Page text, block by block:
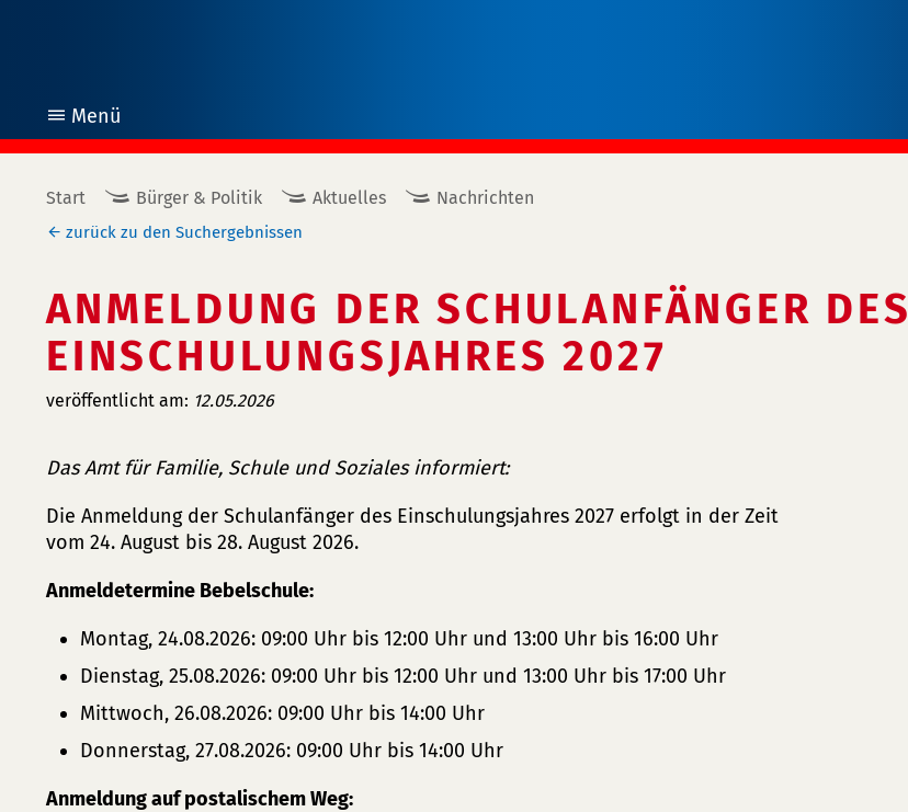
Menü
öffnen
Start Bürger & Politik Aktuelles Nachrichten
zurück zu den Suchergebnissen
ANMELDUNG DER SCHULANFÄNGER DES
EINSCHULUNGSJAHRES 2027
veröffentlicht am: 12.05.2026
Das Amt für Familie, Schule und Soziales informiert:
Die Anmeldung der Schulanfänger des Einschulungsjahres 2027 erfolgt in der Zeit
vom 24. August bis 28. August 2026.
Anmeldetermine Bebelschule:
Montag, 24.08.2026: 09:00 Uhr bis 12:00 Uhr und 13:00 Uhr bis 16:00 Uhr
Dienstag, 25.08.2026: 09:00 Uhr bis 12:00 Uhr und 13:00 Uhr bis 17:00 Uhr
Mittwoch, 26.08.2026: 09:00 Uhr bis 14:00 Uhr
Donnerstag, 27.08.2026: 09:00 Uhr bis 14:00 Uhr
Anmeldung auf postalischem Weg: